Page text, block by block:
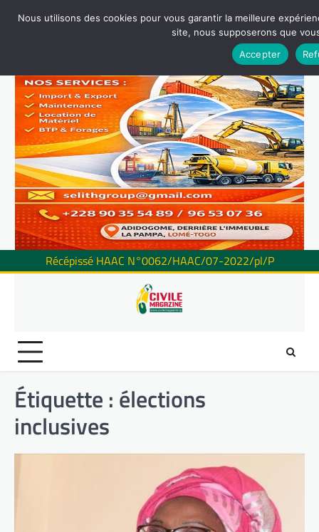
Récépissé HAAC N°0062/HAAC/07-2022/pl/P
Étiquette : élections
inclusives
Nous utilisons des cookies pour vous garantir la meilleure
site, nous supposerons que
Accepter